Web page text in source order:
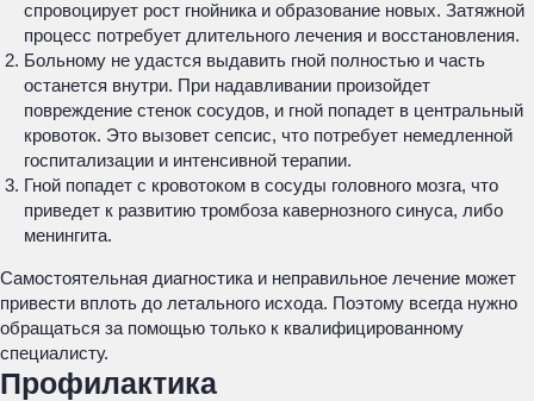
спровоцирует рост гнойника и образование новых. Затяжной
процесс потребует длительного лечения и восстановления.
Больному не удастся выдавить гной полностью и часть
останется внутри. При надавливании произойдет
повреждение стенок сосудов, и гной попадет в центральный
кровоток. Это вызовет сепсис, что потребует немедленной
госпитализации и интенсивной терапии.
Гной попадет с кровотоком в сосуды головного мозга, что
приведет к развитию тромбоза кавернозного синуса, либо
менингита.
Самостоятельная диагностика и неправильное лечение может
привести вплоть до летального исхода. Поэтому всегда нужно
обращаться за помощью только к квалифицированному
специалисту.
Профилактика